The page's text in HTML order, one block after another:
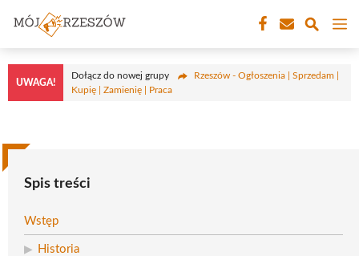
treści
UWAGA!
Dołącz do nowej grupy
Rzeszów - Ogłoszenia | Sprzedam |
Kupię | Zamienię | Praca
Spis treści
Wstęp
Historia